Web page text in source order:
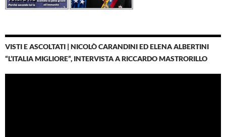
VISTI E ASCOLTATI | NICOLÒ CARANDINI ED ELENA ALBERTINI
“L’ITALIA MIGLIORE”, INTERVISTA A RICCARDO MASTRORILLO